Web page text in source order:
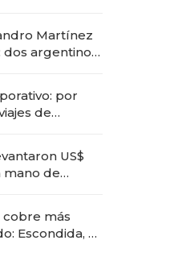
Martínez
dos argentinos
por
de
US$
mano de
cobre más
Escondida, el